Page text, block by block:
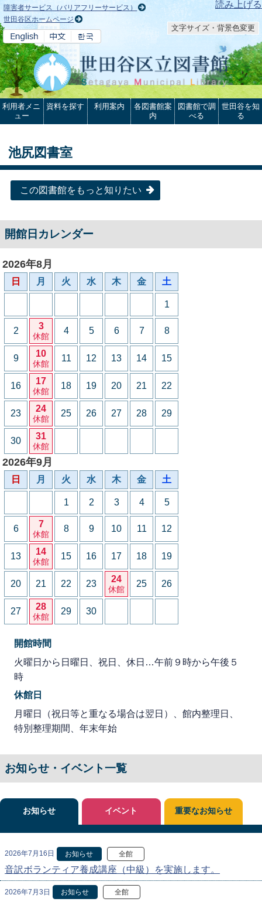
本文へ 読み上げる
障害者サービス（バリアフリーサービス）
世田谷区ホームページ
文字サイズ・背景色変更
利用者メニ
ュー
資料を探す 利用案内
各図書館案
内
図書館で調
べる
世田谷を知
る
池尻図書室
この図書館をもっと知りたい
開館日カレンダー
2026年8月
日 月 火 水 木 金 土
1
2 3
休館
4 5 6 7 8
9 10
休館
11 12 13 14 15
16 17
休館
18 19 20 21 22
23 24
休館
25 26 27 28 29
30 31
休館
2026年9月
日 月 火 水 木 金 土
1 2 3 4 5
6 7
休館
8 9 10 11 12
13 14
休館
15 16 17 18 19
20 21 22 23 24
休館
25 26
27 28
休館
29 30
開館時間
火曜日から日曜日、祝日、休日…午前９時から午後５
時
休館日
月曜日（祝日等と重なる場合は翌日）、館内整理日、
特別整理期間、年末年始
お知らせ・イベント一覧
お知らせ
2026年7月16日 お知らせ 全館
音訳ボランティア養成講座（中級）を実施します。
2026年7月3日 お知らせ 全館
イベント 重要なお知らせ